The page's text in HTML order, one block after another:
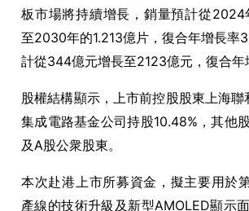
板市場將持續增長，銷量預計從2024
至2030年的1.213億片，復合年增長率
計從344億元增長至2123億元，復合年
股權結構顯示，上市前控股股東上海聯
集成電路基金公司持股10.48% ，其他
及A股公衆股東。
本次赴港上市所募資金，擬主要用於
產線的技術升級及新型AMOLED顯示